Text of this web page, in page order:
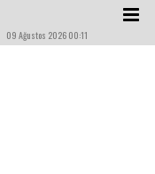
09 Ağustos 2026 00:11